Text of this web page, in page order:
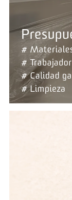
#
#
# Calidad
# Limpieza